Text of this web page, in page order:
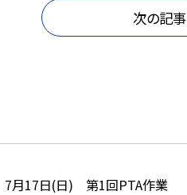
次の記事
7月17日(日) 第1回PTA作業